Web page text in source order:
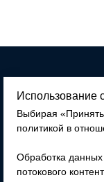
г.
Использование
Выбирая
политикой в
Обработка данных
потокового